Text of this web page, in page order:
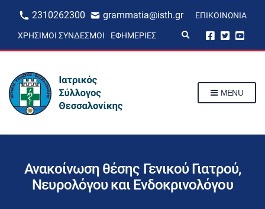
2310262300 grammatia@isth.gr ΕΠΙΚΟΙΝΩΝΊΑ
ΧΡΉΣΙΜΟΙ ΣΎΝΔΕΣΜΟΙ ΕΦΗΜΕΡΊΕΣ
p
m
MENU
Ανακοίνωση θέσης Γενικού Γιατρού,
Νευρολόγου και Ενδοκρινολόγου